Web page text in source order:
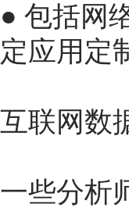
● 包括网
定应用定
互联网数
一些分析